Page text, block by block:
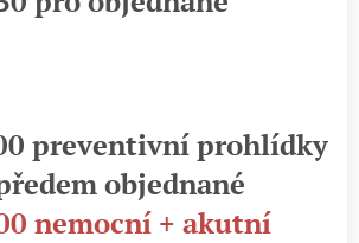
preventivní prohlídky
objednané
nemocní + akutní